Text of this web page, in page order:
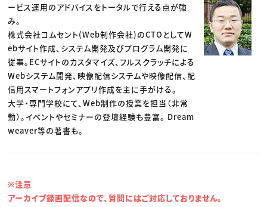
ービス運用のアドバイスをトータルで行える点が強
み。
株式会社コムセント(Web制作会社)のCTOとしてW
ebサイト作成、システム開発及びプログラム開発に
従事。ECサイトのカスタマイズ、フルスクラッチによる
Webシステム開発、映像配信システムや映像配信、配
信用スマートフォンアプリ作成を主に手がける。
大学・専門学校にて、Web制作の授業を担当（非常
勤）。イベントやセミナーの登壇経験も豊富。 Dream
weaver等の著書も。
※注意
アーカイブ録画配信なので、質問にはご対応しておりません。